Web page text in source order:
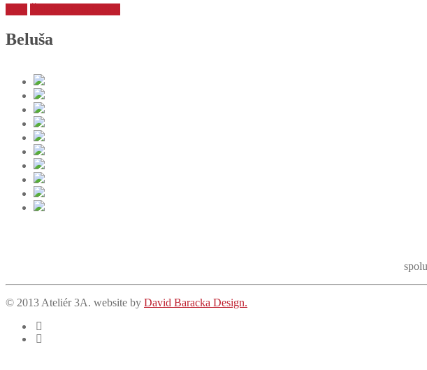
Beluša
© 2013 Ateliér 3A. website by David Baracka Design.